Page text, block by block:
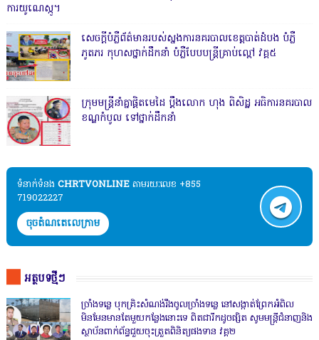
ការយូណេស្កូ។
សេចក្តីបំភ្លឺព័ត៌មានរបស់ស្នងការនគរបាលខេត្តបាត់ដំបង បំភ្លឺ
ភូតភរ កុហសថ្នាក់ដឹកនាំ បំភ្លឺបែបបន្ត្រីគ្រាប់ល្ពៅ វគ្គ៥
ក្រុមមន្ត្រីនាំគ្នាផ្ដិតមេដៃ ប្ដឹងលោក ហុង ពិសិដ្ឋ អធិការនគរបាល
ខណ្ឌកំបូល ទៅថ្នាក់ដឹកនាំ
ទំនាក់ទំនង​​ CHRTVONLINE តាមរយៈលេខ +855
719022227
ចុចតំណតេលេក្រាម
អត្ថបទថ្មីៗ
ច្រាំងទន្លេ បុកគ្រិះសំណង់រឹងចូលច្រាំងទន្លេ នៅសង្កាត់ព្រែកអំពិល
មិនមែនមានតែមួយកន្លែងនោះទេ ពិតជារីកដូចផ្សិត សូមមន្ត្រីជំនាញនិង
ស្ថាប័នពាក់ព័ន្ធជួយចុះត្រួតពិនិត្យផងទាន វគ្គ២